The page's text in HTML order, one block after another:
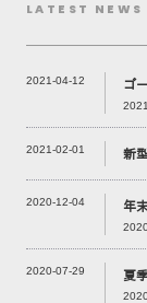
LATEST NEWS
2021-04-12 ゴ
2021-02-01 新
2020-12-04 年
2020-07-29 夏